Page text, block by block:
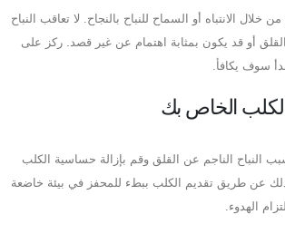
خلال الانتباه أو السماح للنباح بالنجاح. لا تعاقب النباح
أو قد يكون بمثابة اهتمام عن غير قصد. ركز على
سوف يكافأ.
الخاص بك
النباح الناجم عن القلق وقم بإزالة حساسية الكلب
عن طريق تقديم الكلب ببطء للمحفز في بيئة خاضعة
الهدوء.